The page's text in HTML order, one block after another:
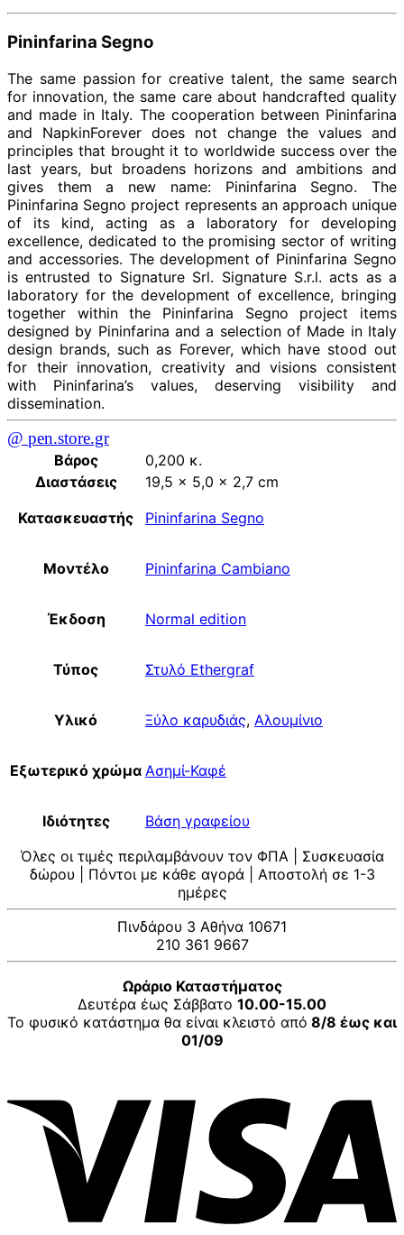
Pininfarina Segno
The same passion for creative talent, the same search
for innovation, the same care about handcrafted quality
and made in Italy. The cooperation between Pininfarina
and NapkinForever does not change the values and
principles that brought it to worldwide success over the
last years, but broadens horizons and ambitions and
gives them a new name: Pininfarina Segno. The
Pininfarina Segno project represents an approach unique
of its kind, acting as a laboratory for developing
excellence, dedicated to the promising sector of writing
and accessories. The development of Pininfarina Segno
is entrusted to Signature Srl. Signature S.r.l. acts as a
laboratory for the development of excellence, bringing
together within the Pininfarina Segno project items
designed by Pininfarina and a selection of Made in Italy
design brands, such as Forever, which have stood out
for their innovation, creativity and visions consistent
with Pininfarina’s values, deserving visibility and
dissemination.
@ pen.store.gr
Βάρος
0,200 κ.
Διαστάσεις
19,5 × 5,0 × 2,7 cm
Κατασκευαστής
Pininfarina Segno
Μοντέλο Pininfarina Cambiano
Έκδοση Normal edition
Τύπος Στυλό Ethergraf
Υλικό Ξύλο καρυδιάς, Αλουμίνιο
Εξωτερικό χρώμα Ασημί-Καφέ
Ιδιότητες
Βάση γραφείου
Όλες οι τιμές περιλαμβάνουν τον ΦΠΑ | Συσκευασία
δώρου | Πόντοι με κάθε αγορά | Αποστολή σε 1-3
ημέρες
Πινδάρου 3 Αθήνα 10671
210 361 9667
Ωράριο Καταστήματος
Δευτέρα έως Σάββατο 10.00-15.00
Το φυσικό κατάστημα θα είναι κλειστό από 8/8 έως και
01/09